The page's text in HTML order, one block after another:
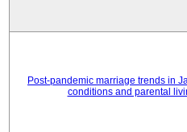
Post-pandemic marriage trends in
conditions and parental